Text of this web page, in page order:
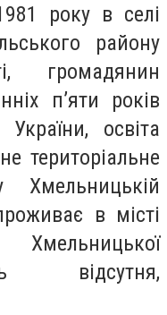
року в селі
району
громадянин
п’яти років
освіта
територіальне
Хмельницькій
в місті
Хмельницької
відсутня,